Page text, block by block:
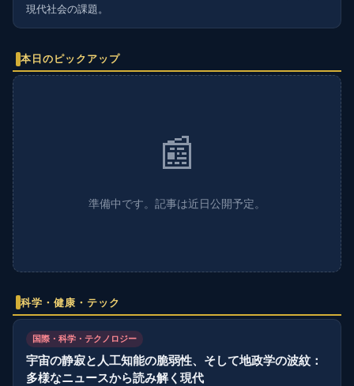
現代社会の課題。
本日のピックアップ
📰
準備中です。記事は近日公開予定。
科学・健康・テック
国際・科学・テクノロジー
宇宙の静寂と人工知能の脆弱性、そして地政学の波紋：
多様なニュースから読み解く現代